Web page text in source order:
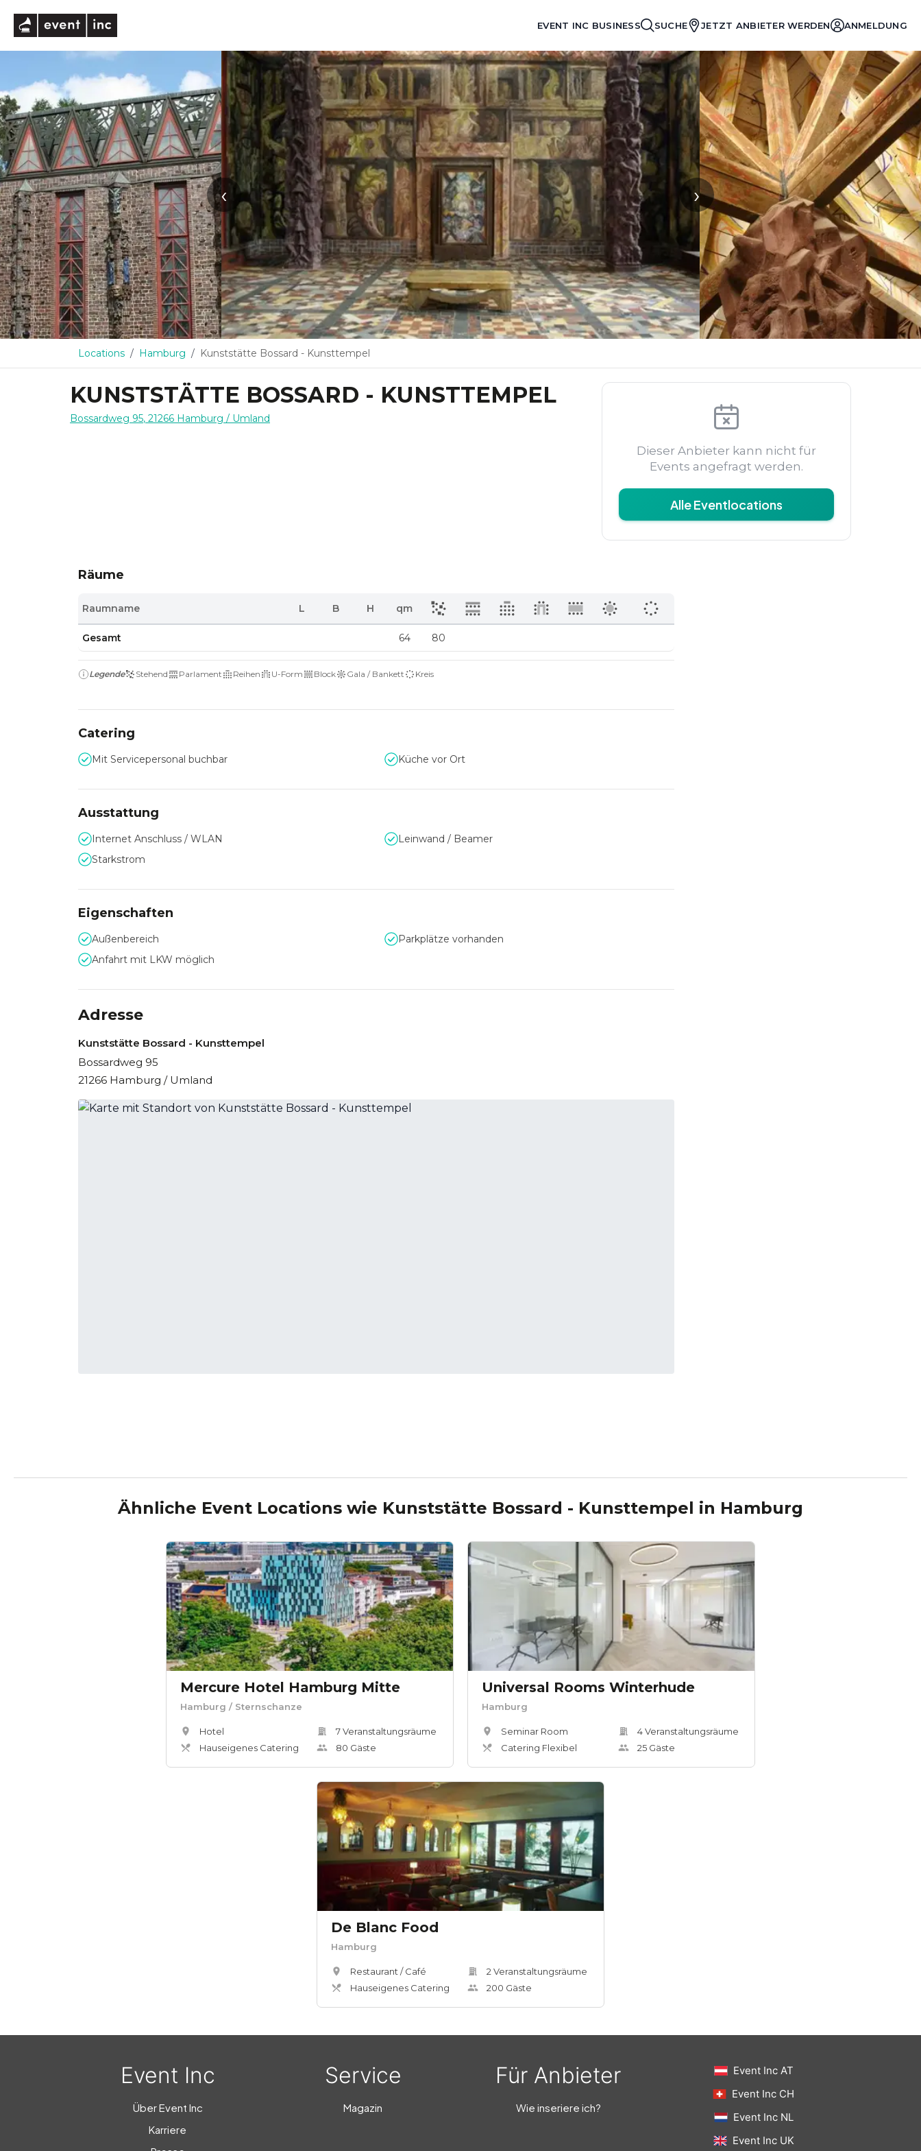
EVENT INC BUSINESS SUCHE JETZT ANBIETER WERDEN ANMELDUNG
‹ ›
Locations Hamburg Kunststätte Bossard - Kunsttempel
KUNSTSTÄTTE BOSSARD - KUNSTTEMPEL
Bossardweg 95, 21266 Hamburg / Umland
Dieser Anbieter kann nicht für
Events angefragt werden.
Alle Eventlocations
Räume
Raumname L B H qm
Gesamt 64 80
Legende Stehend Parlament Reihen U-Form Block Gala / Bankett Kreis
Catering
Mit Servicepersonal buchbar Küche vor Ort
Ausstattung
Internet Anschluss / WLAN
Leinwand / Beamer
Starkstrom
Eigenschaften
Außenbereich
Parkplätze vorhanden
Anfahrt mit LKW möglich
Adresse
Kunststätte Bossard - Kunsttempel
Bossardweg 95
21266 Hamburg / Umland
Ähnliche Event Locations wie Kunststätte Bossard - Kunsttempel in Hamburg
Mercure Hotel Hamburg Mitte
Hamburg / Sternschanze
Hotel
Hauseigenes Catering
7Veranstaltungsräume
80 Gäste
Universal Rooms Winterhude
Hamburg
Seminar Room
Catering Flexibel
4Veranstaltungsräume
25 Gäste
De Blanc Food
Hamburg
Restaurant / Café
Hauseigenes Catering
2 Veranstaltungsräume
200 Gäste
Event Inc
Über Event Inc
Karriere
Service
Magazin
Für Anbieter
Wie inseriere ich?
Event Inc AT
Event Inc CH
Event Inc NL
Event Inc UK